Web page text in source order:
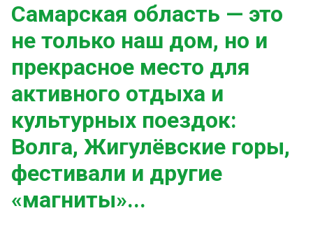
Самарская область — это
не только наш дом, но и
прекрасное место для
активного отдыха и
культурных поездок:
Волга, Жигулёвские горы,
фестивали и другие
«магниты»...